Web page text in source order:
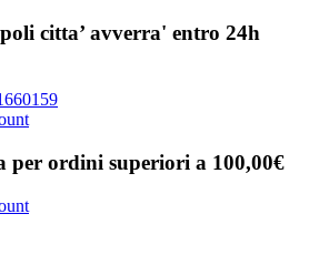
citta’ avverra' entro 24h
per ordini superiori a 100,00€